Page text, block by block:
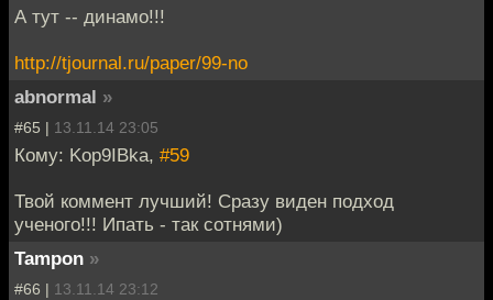
А тут -- динамо!!!
http://tjournal.ru/paper/99-no
abnormal »
#65 | 13.11.14 23:05
Кому: Kop9IBka, #59
Твой коммент лучший! Сразу виден подход
ученого!!! Ипать - так сотнями)
Tampon »
#66 | 13.11.14 23:12